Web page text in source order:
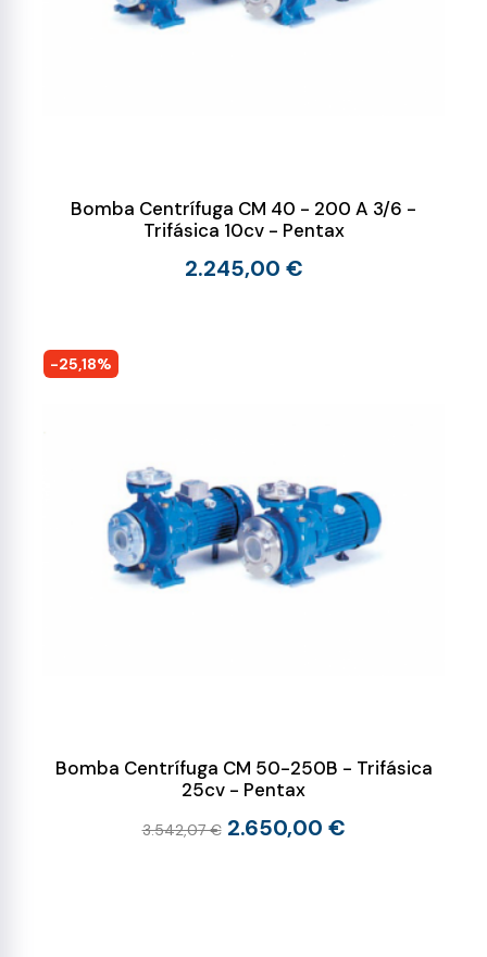
Bomba Centrífuga CM 40 - 200 A 3/6 -
Trifásica 10cv - Pentax
2.245,00 €
-25,18%
Bomba Centrífuga CM 50-250B - Trifásica
25cv - Pentax
3.542,07 € 2.650,00 €